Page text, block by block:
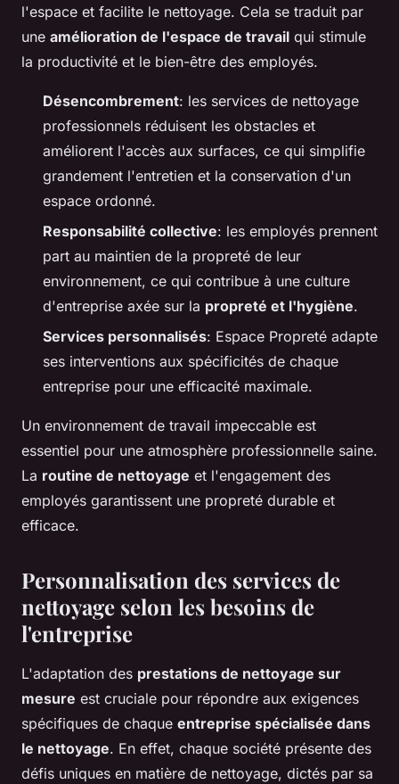
l'espace et facilite le nettoyage. Cela se traduit par
une amélioration de l'espace de travail qui stimule
la productivité et le bien-être des employés.
Désencombrement: les services de nettoyage
professionnels réduisent les obstacles et
améliorent l'accès aux surfaces, ce qui simplifie
grandement l'entretien et la conservation d'un
espace ordonné.
Responsabilité collective: les employés prennent
part au maintien de la propreté de leur
environnement, ce qui contribue à une culture
d'entreprise axée sur la propreté et l'hygiène.
Services personnalisés: Espace Propreté adapte
ses interventions aux spécificités de chaque
entreprise pour une efficacité maximale.
Un environnement de travail impeccable est
essentiel pour une atmosphère professionnelle saine.
La routine de nettoyage et l'engagement des
employés garantissent une propreté durable et
efficace.
Personnalisation des services de
nettoyage selon les besoins de
l'entreprise
L'adaptation des prestations de nettoyage sur
mesure est cruciale pour répondre aux exigences
spécifiques de chaque entreprise spécialisée dans
le nettoyage. En effet, chaque société présente des
défis uniques en matière de nettoyage, dictés par sa